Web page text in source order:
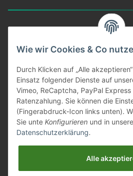
Produkt Infos
Unser Service
Informationen
Wie wir Cookies & Co
Durch Klicken auf „Alle
Einsatz folgender Dienste auf
Vimeo, ReCaptcha, PayPal
Ratenzahlung. Sie können die
(Fingerabdruck-Icon links unten).
Sie unte Konfigurieren und in
Datenschutzerklärung.
Alle